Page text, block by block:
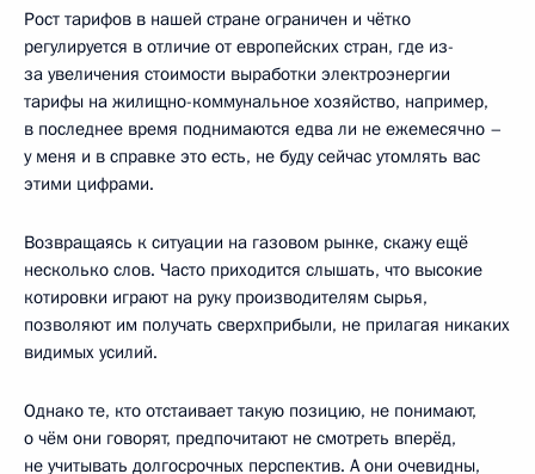
Рост тарифов в нашей стране ограничен и чётко
регулируется в отличие от европейских стран, где из-
за увеличения стоимости выработки электроэнергии
тарифы на жилищно-коммунальное хозяйство, например,
в последнее время поднимаются едва ли не ежемесячно –
у меня и в справке это есть, не буду сейчас утомлять вас
этими цифрами.
Возвращаясь к ситуации на газовом рынке, скажу ещё
несколько слов. Часто приходится слышать, что высокие
котировки играют на руку производителям сырья,
позволяют им получать сверхприбыли, не прилагая никаких
видимых усилий.
Однако те, кто отстаивает такую позицию, не понимают,
о чём они говорят, предпочитают не смотреть вперёд,
не учитывать долгосрочных перспектив. А они очевидны,